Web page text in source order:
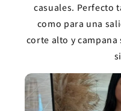
casuales. Perfecto
como para una
corte alto y